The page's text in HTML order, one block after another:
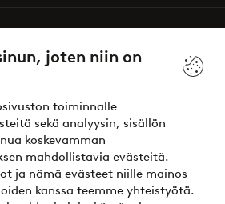
joten niin on
toiminnalle
sekä analyysin, sisällön
koskevamman
mahdollistavia evästeitä.
ja nämä evästeet niille mainos-
kanssa teemme yhteistyötä.
– maksa nyt tai erissä